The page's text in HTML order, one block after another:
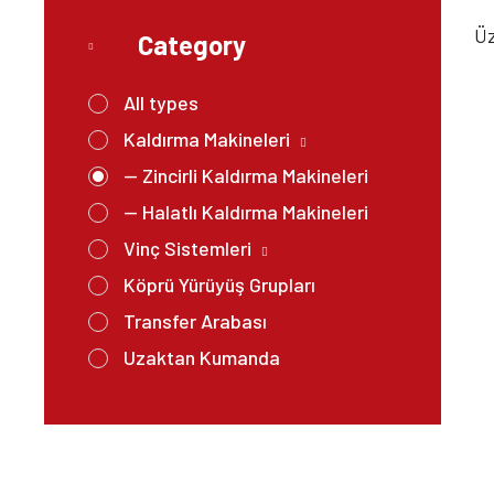
Category
All types
Kaldırma Makineleri
— Zincirli Kaldırma Makineleri
— Halatlı Kaldırma Makineleri
Vinç Sistemleri
Köprü Yürüyüş Grupları
Transfer Arabası
Uzaktan Kumanda